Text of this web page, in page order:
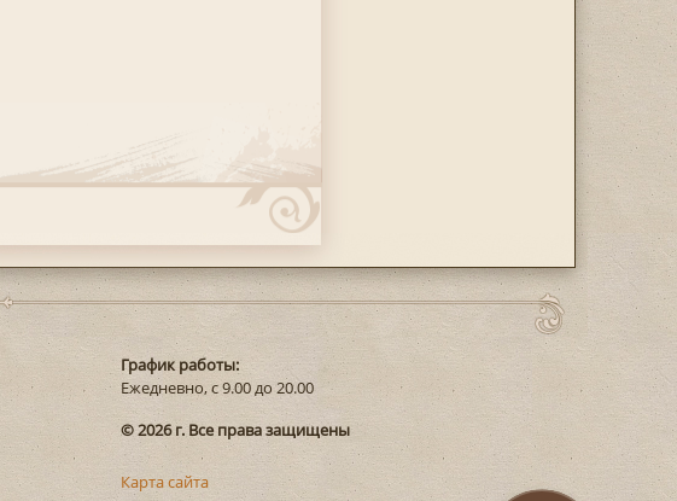
График работы:
Ежедневно, с 9.00 до 20.00
© 2026 г. Все права защищены
Карта сайта